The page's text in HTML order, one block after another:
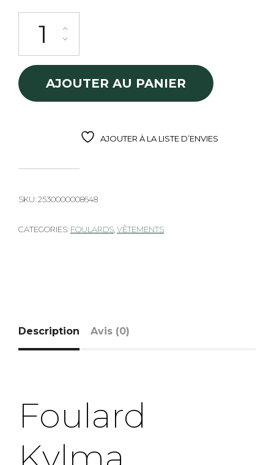
AJOUTER AU PANIER
AJOUTER À LA LISTE D’ENVIES
SKU:2530000008648
CATEGORIES: FOULARDS VÊTEMENTS
Description Avis (0)
Foulard